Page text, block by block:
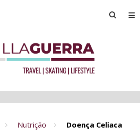
Nutrição Doença Celiaca